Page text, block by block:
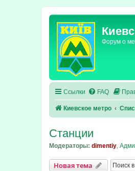
Форум о
Ссылки FAQ
Киевское метро
Станции
Модераторы: dimentiy,
Новая тема